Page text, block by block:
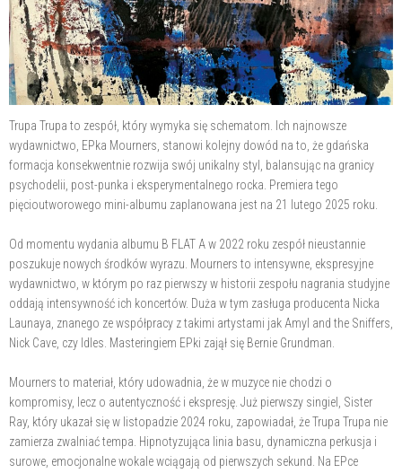
Trupa Trupa to zespół, który wymyka się schematom. Ich najnowsze
wydawnictwo, EPka Mourners, stanowi kolejny dowód na to, że gdańska
formacja konsekwentnie rozwija swój unikalny styl, balansując na granicy
psychodelii, post-punka i eksperymentalnego rocka. Premiera tego
pięcioutworowego mini-albumu zaplanowana jest na 21 lutego 2025 roku.
Od momentu wydania albumu B FLAT A w 2022 roku zespół nieustannie
poszukuje nowych środków wyrazu. Mourners to intensywne, ekspresyjne
wydawnictwo, w którym po raz pierwszy w historii zespołu nagrania studyjne
oddają intensywność ich koncertów. Duża w tym zasługa producenta Nicka
Launaya, znanego ze współpracy z takimi artystami jak Amyl and the Sniffers,
Nick Cave, czy Idles. Masteringiem EPki zajął się Bernie Grundman.
Mourners to materiał, który udowadnia, że w muzyce nie chodzi o
kompromisy, lecz o autentyczność i ekspresję. Już pierwszy singiel, Sister
Ray, który ukazał się w listopadzie 2024 roku, zapowiadał, że Trupa Trupa nie
zamierza zwalniać tempa. Hipnotyzująca linia basu, dynamiczna perkusja i
surowe, emocjonalne wokale wciągają od pierwszych sekund. Na EPce